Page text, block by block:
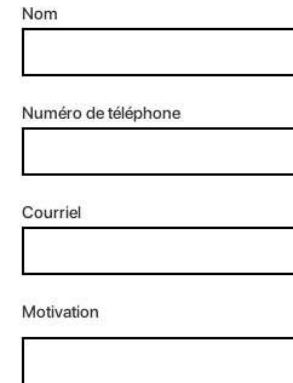
Nom
Numéro de téléphone
Courriel
Motivation